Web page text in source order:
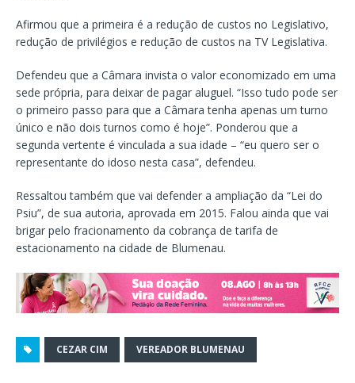
Afirmou que a primeira é a redução de custos no Legislativo,
redução de privilégios e redução de custos na TV Legislativa.
Defendeu que a Câmara invista o valor economizado em uma
sede própria, para deixar de pagar aluguel. “Isso tudo pode ser
o primeiro passo para que a Câmara tenha apenas um turno
único e não dois turnos como é hoje”. Ponderou que a
segunda vertente é vinculada a sua idade – “eu quero ser o
representante do idoso nesta casa”, defendeu.
Ressaltou também que vai defender a ampliação da “Lei do
Psiu”, de sua autoria, aprovada em 2015. Falou ainda que vai
brigar pelo fracionamento da cobrança de tarifa de
estacionamento na cidade de Blumenau.
CEZAR CIM VEREADOR BLUMENAU